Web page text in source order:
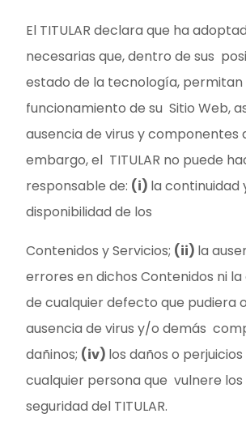
El TITULAR declara que ha
necesarias que, dentro de sus
estado de la tecnología,
funcionamiento de su Sitio Web,
ausencia de virus y componentes
embargo, el TITULAR no puede
responsable de: (i) la continuidad
disponibilidad de los
Contenidos y Servicios; (ii) la
errores en dichos Contenidos ni
de cualquier defecto que pudiera
ausencia de virus y/o demás
dañinos; (iv) los daños o
cualquier persona que vulnere los
seguridad del TITULAR.